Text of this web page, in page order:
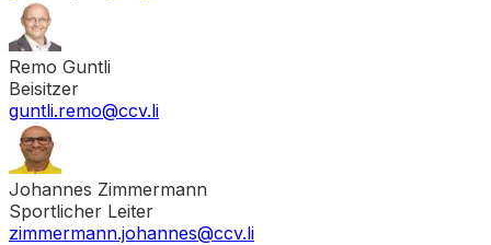
Remo Guntli
Beisitzer
guntli.remo@ccv.li
Johannes Zimmermann
Sportlicher Leiter
zimmermann.johannes@ccv.li